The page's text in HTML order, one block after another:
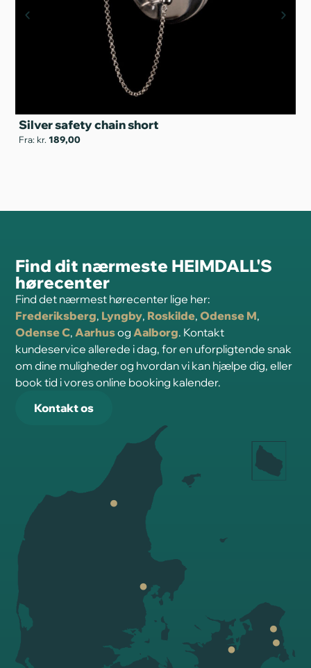
Silver safety chain short
Fra: kr. 189,00
Find dit nærmeste HEIMDALL'S
hørecenter
Find det nærmest hørecenter lige her:
Frederiksberg, Lyngby, Roskilde,Odense M,
Odense C, Aarhusog Aalborg. Kontakt
kundeservice allerede i dag, for en uforpligtende snak
om dine muligheder og hvordan vi kan hjælpe dig, eller
book tid i vores online booking kalender.
Kontakt os